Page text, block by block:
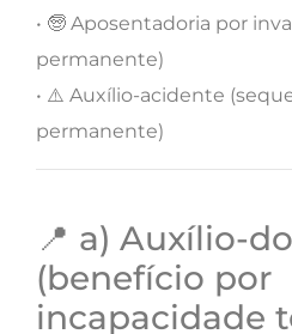
• 🧓 Aposentadoria por
permanente)
• ⚠️ Auxílio-acidente
permanente)
📍 a) Auxílio-
(benefício por
incapacidade